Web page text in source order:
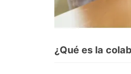
¿Qué es la